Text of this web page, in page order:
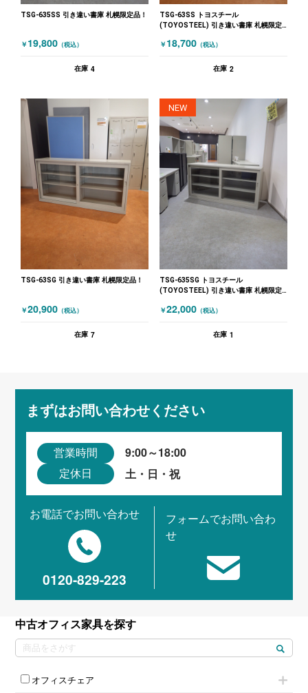
TSG-635SS 引き違い書庫 札幌限定品！
￥ 19,800 （税込）
在庫 4
TSG-63SS トヨスチール
(TOYOSTEEL) 引き違い書庫 札幌限定
￥ 18,700 （税込）
在庫 2
TSG-63SG 引き違い書庫 札幌限定品！
￥20,900 （税込）
在庫 7
NEW
TSG-635SG トヨスチール
(TOYOSTEEL) 引き違い書庫 札幌限定
￥22,000 （税込）
在庫 1
まずはお問い合わせください
営業時間 9:00～18:00
定休日 土・日・祝
お電話でお問い合わせ
0120-829-223
フォームでお問い合わ
せ
中古オフィス家具を探す
オフィスチェア